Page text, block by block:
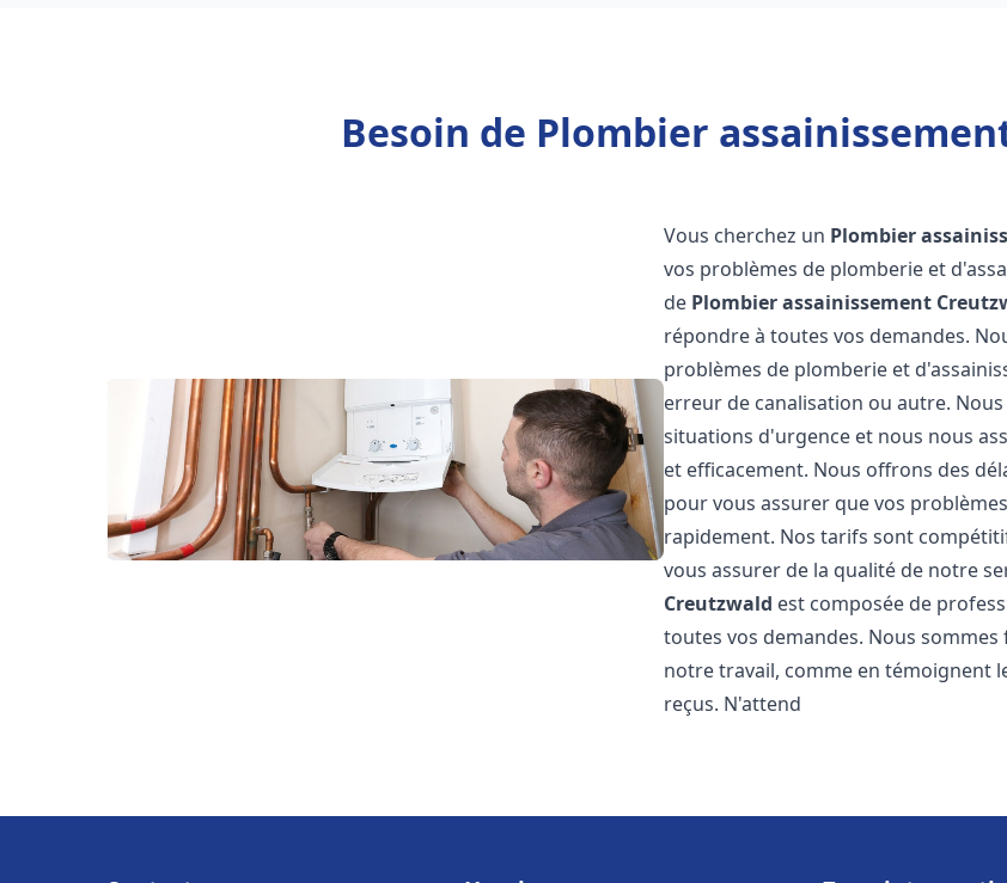
Besoin de Plombier
Vous cherchez un Plombier
vos problèmes de plomberie et
de Plombier assainissement
répondre à toutes vos demandes.
problèmes de plomberie et
erreur de canalisation ou autre.
situations d'urgence et nous nous
et efficacement. Nous offrons des
pour vous assurer que vos
rapidement. Nos tarifs sont
vous assurer de la qualité de notre
Creutzwald est composée de
toutes vos demandes. Nous
notre travail, comme en témoignent
reçus. N'attend